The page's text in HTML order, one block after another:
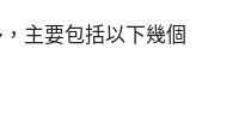
主要包括以下幾個